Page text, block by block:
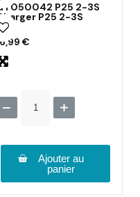
P25 2-3S
P25 2-3S
€
Ajouter au
panier